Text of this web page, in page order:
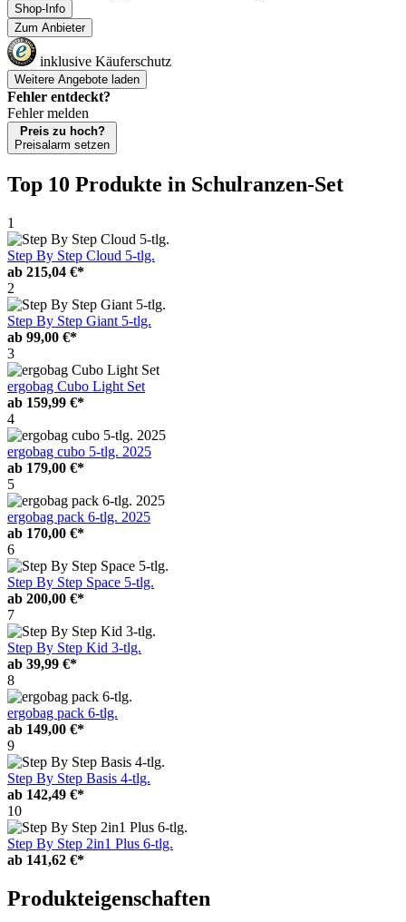
Shop-Info
Zum Anbieter
inklusive Käuferschutz
Weitere Angebote laden
Fehler entdeckt?
Fehler melden
Preis zu hoch?
Preisalarm setzen
Top 10 Produkte in Schulranzen-Set
1
Step By Step Cloud 5-tlg.
ab 215,04 €*
2
Step By Step Giant 5-tlg.
ab 99,00 €*
3
ergobag Cubo Light Set
ab 159,99 €*
4
ergobag cubo 5-tlg. 2025
ab 179,00 €*
5
ergobag pack 6-tlg. 2025
ab 170,00 €*
6
Step By Step Space 5-tlg.
ab 200,00 €*
7
Step By Step Kid 3-tlg.
ab 39,99 €*
8
ergobag pack 6-tlg.
ab 149,00 €*
9
Step By Step Basis 4-tlg.
ab 142,49 €*
10
Step By Step 2in1 Plus 6-tlg.
ab 141,62 €*
Produkteigenschaften